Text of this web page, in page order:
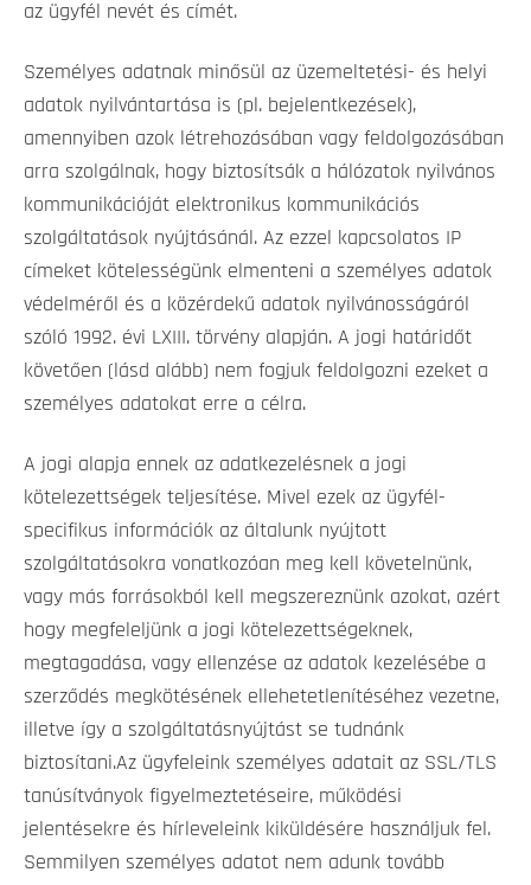
az ügyfél nevét és címét.
Személyes adatnak minősül az üzemeltetési- és helyi
adatok nyilvántartása is (pl. bejelentkezések),
amennyiben azok létrehozásában vagy feldolgozásában
arra szolgálnak, hogy biztosítsák a hálózatok nyilvános
kommunikációját elektronikus kommunikációs
szolgáltatások nyújtásánál. Az ezzel kapcsolatos IP
címeket kötelességünk elmenteni a személyes adatok
védelméről és a közérdekű adatok nyilvánosságáról
szóló 1992. évi LXIII. törvény alapján. A jogi határidőt
követően (lásd alább) nem fogjuk feldolgozni ezeket a
személyes adatokat erre a célra.
A jogi alapja ennek az adatkezelésnek a jogi
kötelezettségek teljesítése. Mivel ezek az ügyfél-
specifikus információk az általunk nyújtott
szolgáltatásokra vonatkozóan meg kell követelnünk,
vagy más forrásokból kell megszereznünk azokat, azért
hogy megfeleljünk a jogi kötelezettségeknek,
megtagadása, vagy ellenzése az adatok kezelésébe a
szerződés megkötésének ellehetetlenítéséhez vezetne,
illetve így a szolgáltatásnyújtást se tudnánk
biztosítani.Az ügyfeleink személyes adatait az SSL/TLS
tanúsítványok figyelmeztetéseire, működési
jelentésekre és hírleveleink kiküldésére használjuk fel.
Semmilyen személyes adatot nem adunk tovább